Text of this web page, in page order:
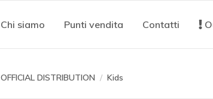
Chi siamo Punti vendita Contatti
OFFICIAL DISTRIBUTION Kids